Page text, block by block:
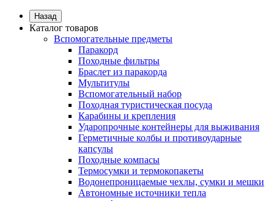
Назад
Каталог товаров
Вспомогательные предметы
Паракорд
Походные фильтры
Браслет из паракорда
Мультитулы
Вспомогательный набор
Походная туристическая посуда
Карабины и крепления
Ударопрочные контейнеры для выживания
Герметичные колбы и противоударные
капсулы
Походные компасы
Термосумки и термокопакеты
Водонепроницаемые чехлы, сумки и мешки
Автономные источники тепла